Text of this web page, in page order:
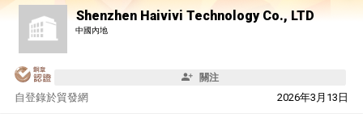
Shenzhen Haivivi Technology Co., LTD
中國內地
關注
自 2026年3月13日
登錄於貿發網